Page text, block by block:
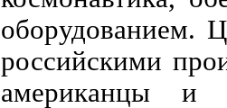
оборудованием.
российскими
американцы и